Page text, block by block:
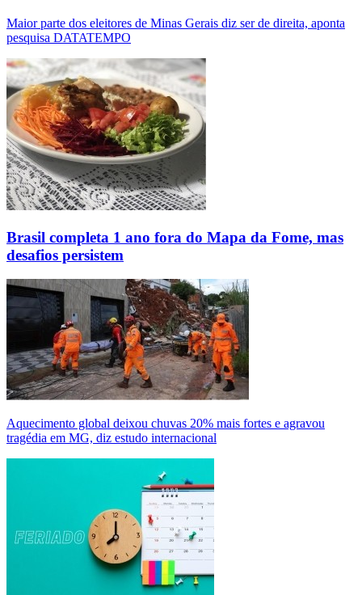
Maior parte dos eleitores de Minas Gerais diz ser de direita, aponta
pesquisa DATATEMPO
Brasil completa 1 ano fora do Mapa da Fome, mas
desafios persistem
Aquecimento global deixou chuvas 20% mais fortes e agravou
tragédia em MG, diz estudo internacional